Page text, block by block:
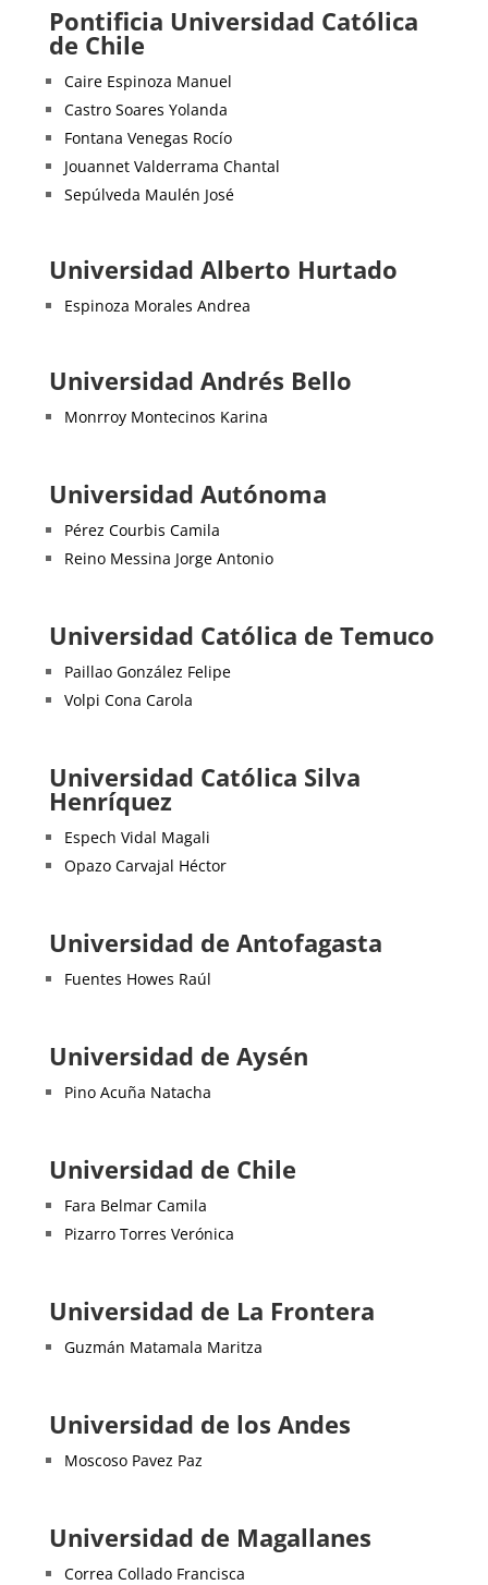
Pontificia Universidad Católica
de Chile
Caire Espinoza Manuel
Castro Soares Yolanda
Fontana Venegas Rocío
Jouannet Valderrama Chantal
Sepúlveda Maulén José
Universidad Alberto Hurtado
Espinoza Morales Andrea
Universidad Andrés Bello
Monrroy Montecinos Karina
Universidad Autónoma
Pérez Courbis Camila
Reino Messina Jorge Antonio
Universidad Católica de Temuco
Paillao González Felipe
Volpi Cona Carola
Universidad Católica Silva
Henríquez
Espech Vidal Magali
Opazo Carvajal Héctor
Universidad de Antofagasta
Fuentes Howes Raúl
Universidad de Aysén
Pino Acuña Natacha
Universidad de Chile
Fara Belmar Camila
Pizarro Torres Verónica
Universidad de La Frontera
Guzmán Matamala Maritza
Universidad de los Andes
Moscoso Pavez Paz
Universidad de Magallanes
Correa Collado Francisca